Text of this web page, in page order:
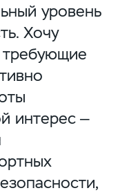
уровень
Хочу
требующие
интерес —